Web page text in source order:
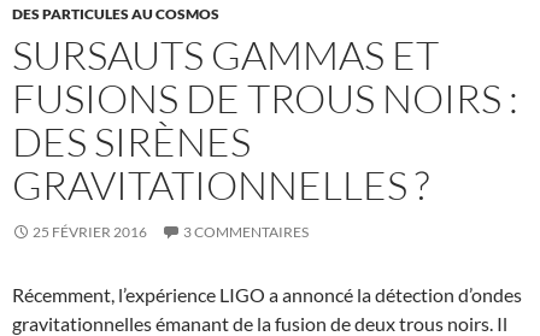
DES PARTICULES AU COSMOS
SURSAUTS GAMMAS ET
FUSIONS DE TROUS NOIRS :
DES SIRÈNES
GRAVITATIONNELLES ?
25 FÉVRIER 2016 3 COMMENTAIRES
Récemment, l’expérience LIGO a annoncé la détection d’ondes
gravitationnelles émanant de la fusion de deux trous noirs. Il